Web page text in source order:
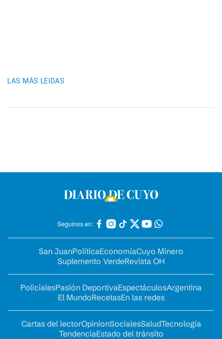
LAS MÁS LEIDAS
Seguinos en:
San JuanPolíticaEconomíaCuyo Minero
Suplemento VerdeRevista OH
PolicialesPasión DeportivaEspectáculosArgentina
El MundoRecetasEn las redes
Cartas del lectorOpinionSocialesSaludTecnología
TendenciaEstado del tránsito